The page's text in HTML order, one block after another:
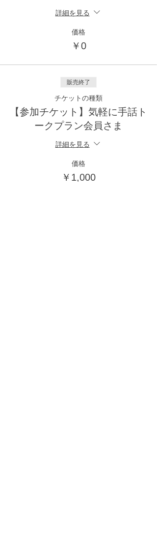
詳細を見る
価格
￥0
販売終了
チケットの種類
【参加チケット】気軽に手話ト
ークプラン会員さま
詳細を見る
価格
￥1,000